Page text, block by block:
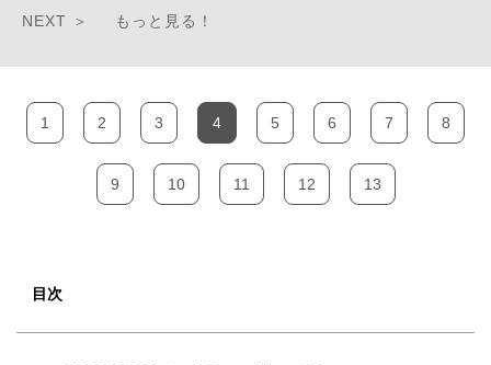
もっと見る！
1 2 3 4 5 6 7 8
9 10 11 12 13
目次